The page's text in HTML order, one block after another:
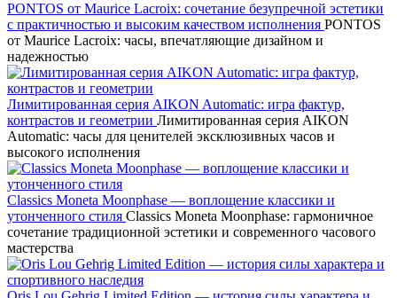
PONTOS от Maurice Lacroix: сочетание безупречной эстетики
с практичностью и высоким качеством исполнения PONTOS
от Maurice Lacroix: часы, впечатляющие дизайном и
надежностью
Лимитированная серия AIKON Automatic: игра фактур,
контрастов и геометрии Лимитированная серия AIKON
Automatic: часы для ценителей эксклюзивных часов и
высокого исполнения
Classics Moneta Moonphase — воплощение классики и
утонченного стиля Classics Moneta Moonphase: гармоничное
сочетание традиционной эстетики и современного часового
мастерства